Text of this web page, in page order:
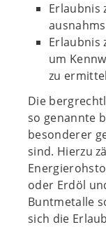
Erlaubnis
Erlaubnis
um
zu
Die
so genannte
besonderer
sind. Hierzu
oder Erdöl
Buntmetalle
sich die